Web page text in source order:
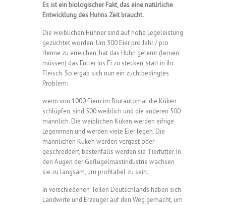
Es ist ein biologischer Fakt, das eine natürliche
Entwicklung des Huhns Zeit braucht.
Die weiblichen Hühner sind auf hohe Legeleistung
gezüchtet worden. Um 300 Eier pro Jahr / pro
Henne zu erreichen, hat das Huhn gelernt (lernen
müssen) das Futter ins Ei zu stecken, statt in ihr
Fleisch. So ergab sich nun ein zuchtbedingtes
Problem:
wenn von 1000 Eiern im Brutautomat die Küken
schlüpfen, sind 500 weiblich und die anderen 500
männlich. Die weiblichen Küken werden eifrige
Legerinnen und werden viele Eier legen. Die
männlichen Küken werden vergast oder
geschreddert, bestenfalls werden sie Tierfutter. In
den Augen der Geflügelmastindustrie wachsen
sie zu langsam, um profitabel zu sein.
In verschiedenen Teilen Deutschlands haben sich
Landwirte und Erzeuger auf den Weg gemacht, um